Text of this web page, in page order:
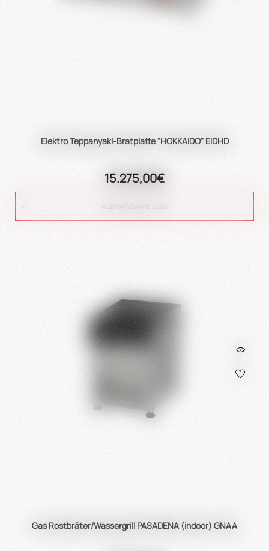
Elektro Teppanyaki-Bratplatte "HOKKAIDO" EIDHD
15.275,00€
IN DEN WARENKORB LEGEN
Gas Rostbräter/Wassergrill PASADENA (indoor) GNAA